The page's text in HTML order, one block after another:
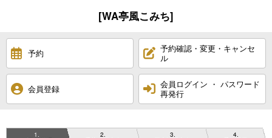
[WA亭風こみち]
予約
予約確認・変更・キャンセ
ル
会員登録
会員ログイン ・ パスワード
再発行
1 2 3 4